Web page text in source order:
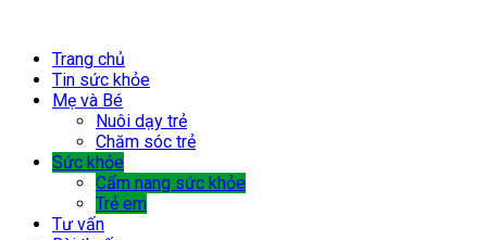
Trang chủ
Tin sức khỏe
Mẹ và Bé
Nuôi dạy trẻ
Chăm sóc trẻ
Sức khỏe
Cẩm nang sức khỏe
Trẻ em
Tư vấn